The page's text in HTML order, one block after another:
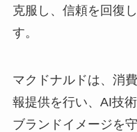
克服し、信頼を回復
す。
マクドナルドは、消
報提供を行い、AI技
ブランドイメージを